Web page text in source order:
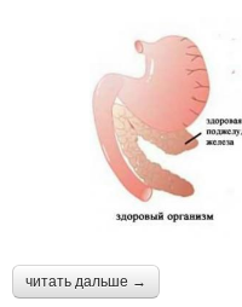
читать дальше →